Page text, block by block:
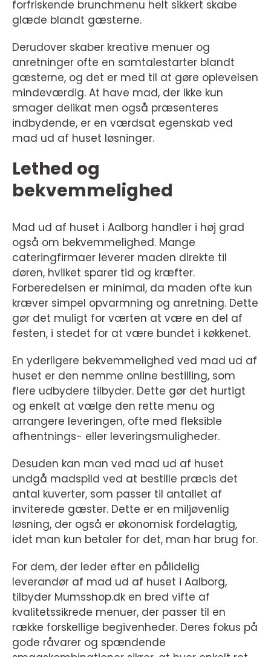
forfriskende brunchmenu helt sikkert skabe
glæde blandt gæsterne.
Derudover skaber kreative menuer og
anretninger ofte en samtalestarter blandt
gæsterne, og det er med til at gøre oplevelsen
mindeværdig. At have mad, der ikke kun
smager delikat men også præsenteres
indbydende, er en værdsat egenskab ved
mad ud af huset løsninger.
Lethed og
bekvemmelighed
Mad ud af huset i Aalborg handler i høj grad
også om bekvemmelighed. Mange
cateringfirmaer leverer maden direkte til
døren, hvilket sparer tid og kræfter.
Forberedelsen er minimal, da maden ofte kun
kræver simpel opvarmning og anretning. Dette
gør det muligt for værten at være en del af
festen, i stedet for at være bundet i køkkenet.
En yderligere bekvemmelighed ved mad ud af
huset er den nemme online bestilling, som
flere udbydere tilbyder. Dette gør det hurtigt
og enkelt at vælge den rette menu og
arrangere leveringen, ofte med fleksible
afhentnings- eller leveringsmuligheder.
Desuden kan man ved mad ud af huset
undgå madspild ved at bestille præcis det
antal kuverter, som passer til antallet af
inviterede gæster. Dette er en miljøvenlig
løsning, der også er økonomisk fordelagtig,
idet man kun betaler for det, man har brug for.
For dem, der leder efter en pålidelig
leverandør af mad ud af huset i Aalborg,
tilbyder Mumsshop.dk en bred vifte af
kvalitetssikrede menuer, der passer til en
række forskellige begivenheder. Deres fokus på
gode råvarer og spændende